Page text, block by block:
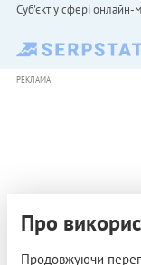
Cуб'єкт у сфері онлайн-
РЕКЛАМА
Про
Продовжуючи